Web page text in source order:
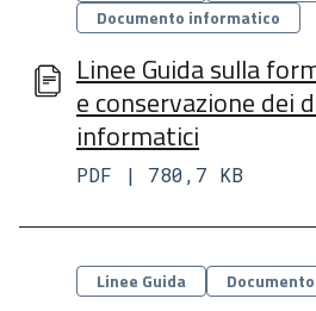
Academy
Comunicazione
Linee Guida sulla
e conservazione dei
informatici
Documento informatico
PDF | 780,7 KB
Categorie
Linee Guida